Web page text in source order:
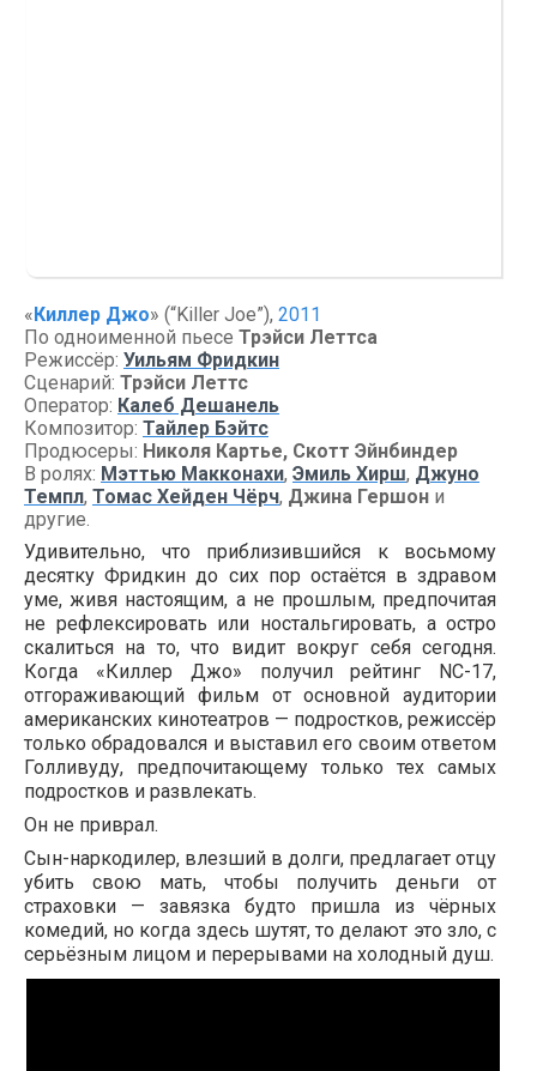
« Киллер Джо» (“Killer Joe”), 2011
По одноименной пьесе Трэйси Леттса
Режиссёр: Уильям Фридкин
Сценарий: Трэйси Леттс
Оператор: Калеб Дешанель
Композитор: Тайлер Бэйтс
Продюсеры: Николя Картье, Скотт Эйнбиндер
В ролях: Мэттью Макконахи, Эмиль Хирш, Джуно
Темпл, Томас Хейден Чёрч, Джина Гершон и
другие.
Удивительно, что приблизившийся к восьмому
десятку Фридкин до сих пор остаётся в здравом
уме, живя настоящим, а не прошлым, предпочитая
не рефлексировать или ностальгировать, а остро
скалиться на то, что видит вокруг себя сегодня.
Когда «Киллер Джо» получил рейтинг
NC-17,
отгораживающий фильм от основной аудитории
американских кинотеатров — подростков, режиссёр
только обрадовался и выставил его своим ответом
Голливуду, предпочитающему только тех самых
подростков и развлекать.
Он не приврал.
Сын-наркодилер, влезший в долги, предлагает отцу
убить свою мать, чтобы получить деньги от
страховки — завязка будто пришла из чёрных
комедий, но когда здесь шутят, то делают это зло, с
серьёзным лицом и перерывами на холодный душ.